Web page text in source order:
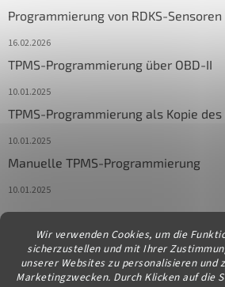
Wir verwenden Cookies, um die
sicherzustellen und mit Ihrer
unserer Websites zu personalisieren und
Marketingzwecken. Durch Klicken auf die
Programmierung von RDKS-Sensoren
16.02.2026
TPMS-Programmierung über OBD-II
10.01.2025
TPMS-Programmierung als Kopie
10.01.2025
Manuelle TPMS-Programmierung
10.01.2025
Kontakt
info@diagstore.at